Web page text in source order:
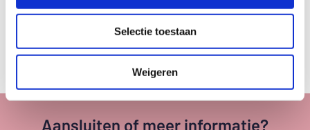
Selectie toestaan
Weigeren
Vorig bericht Volgend bericht
Aansluiten of meer informatie?